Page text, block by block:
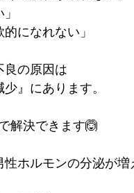
になれない」
良の原因は
』にあります。
解決できます🙆
ホルモンの分泌が